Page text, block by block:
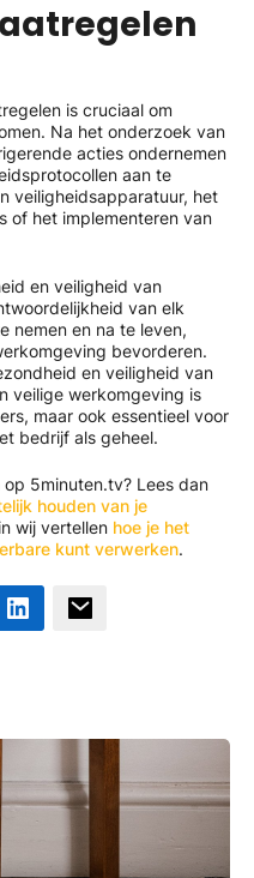
is cruciaal om
Na het onderzoek van
acties ondernemen
aan te
veiligheidsapparatuur, het
of het implementeren van
en veiligheid van
van elk
nemen en na te leven,
bevorderen.
en veiligheid van
veilige werkomgeving is
maar ook essentieel voor
bedrijf als geheel.
5minuten.tv? Lees dan
houden van je
wij vertellen hoe je het
kunt verwerken.